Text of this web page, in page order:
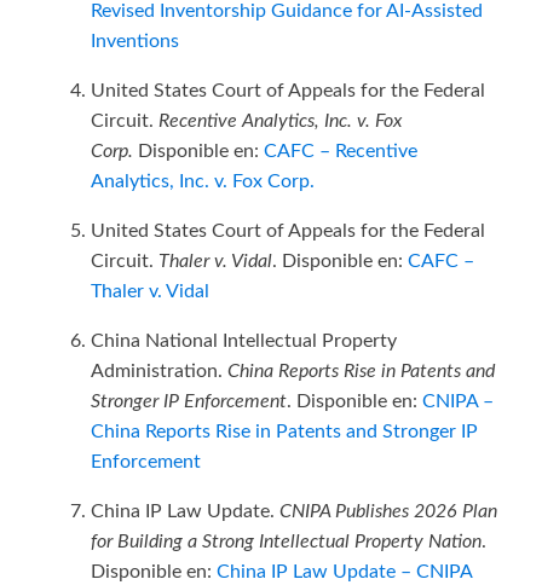
Revised Inventorship Guidance for AI-Assisted
Inventions
United States Court of Appeals for the Federal
Circuit. Recentive Analytics, Inc. v. Fox
Corp. Disponible en: CAFC – Recentive
Analytics, Inc. v. Fox Corp.
United States Court of Appeals for the Federal
Circuit. Thaler v. Vidal. Disponible en: CAFC –
Thaler v. Vidal
China National Intellectual Property
Administration. China Reports Rise in Patents and
Stronger IP Enforcement. Disponible en: CNIPA –
China Reports Rise in Patents and Stronger IP
Enforcement
China IP Law Update. CNIPA Publishes 2026 Plan
for Building a Strong Intellectual Property Nation.
Disponible en: China IP Law Update – CNIPA